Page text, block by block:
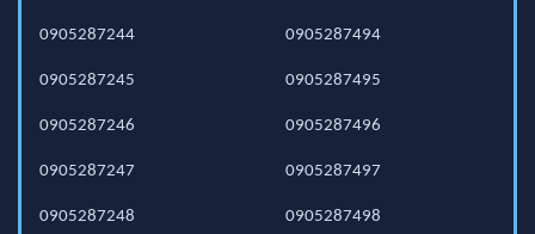
0905287244
0905287245
0905287246
0905287247
0905287248
0905287494
0905287495
0905287496
0905287497
0905287498